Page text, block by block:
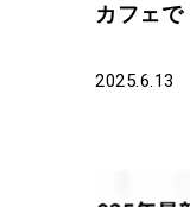
カフェ
2025.6.13